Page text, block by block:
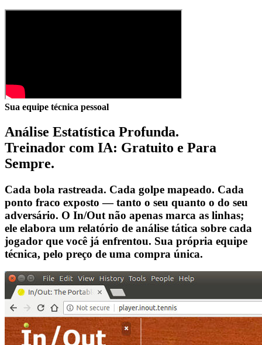
Sua equipe técnica pessoal
Análise Estatística Profunda.
Treinador com IA: Gratuito e Para
Sempre.
Cada bola rastreada. Cada golpe mapeado. Cada
ponto fraco exposto — tanto o seu quanto o do seu
adversário. O In/Out não apenas marca as linhas;
ele elabora um relatório de análise tática sobre cada
jogador que você já enfrentou. Sua própria equipe
técnica, pelo preço de uma compra única.